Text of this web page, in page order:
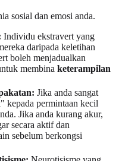
sosial dan emosi anda.
Individu ekstravert yang
daripada keletihan
boleh menjadualkan
membina keterampilan
Jika anda sangat
kepada permintaan kecil
Jika anda kurang akur,
secara aktif dan
sebelum berkongsi